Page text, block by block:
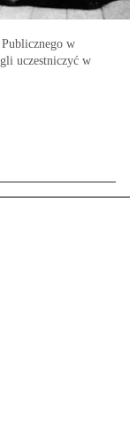
w
uczestniczyć w